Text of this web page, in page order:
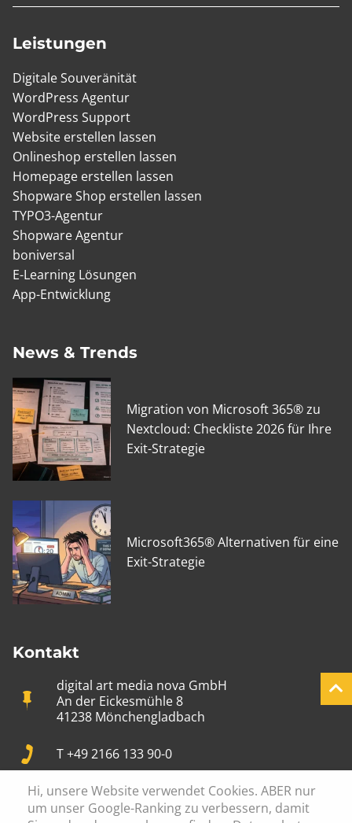
Leistungen
Digitale Souveränität
WordPress Agentur
WordPress Support
Website erstellen lassen
Onlineshop erstellen lassen
Homepage erstellen lassen
Shopware Shop erstellen lassen
TYPO3-Agentur
Shopware Agentur
boniversal
E-Learning Lösungen
App-Entwicklung
News & Trends
Migration von Microsoft 365® zu
Nextcloud: Checkliste 2026 für Ihre
Exit-Strategie
Microsoft365® Alternativen für eine
Exit-Strategie
Kontakt
digital art media nova GmbH
An der Eickesmühle 8
41238 Mönchengladbach
T +49 2166 133 90-0
info@digital-art.de
Hi, unsere Website verwendet Cookies. ABER nur
um unser Google-Ranking zu verbessern, damit